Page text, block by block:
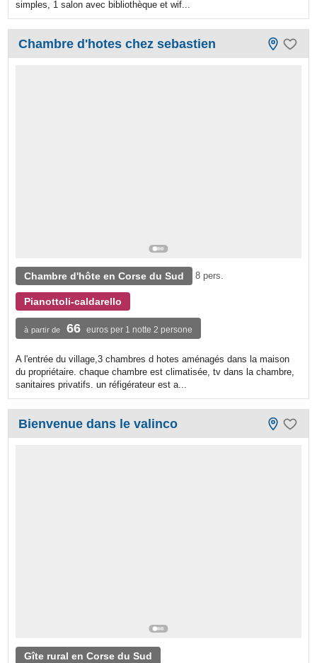
simples, 1 salon avec bibliothèque et wif...
Chambre d'hotes chez sebastien
Chambre d'hôte en Corse du Sud 8 pers.
Pianottoli-caldarello
à partir de 66 euros per 1 notte 2 persone
A l'entrée du village,3 chambres d hotes aménagés dans la maison
du propriétaire. chaque chambre est climatisée, tv dans la chambre,
sanitaires privatifs. un réfigérateur est a...
Bienvenue dans le valinco
Gîte rural en Corse du Sud